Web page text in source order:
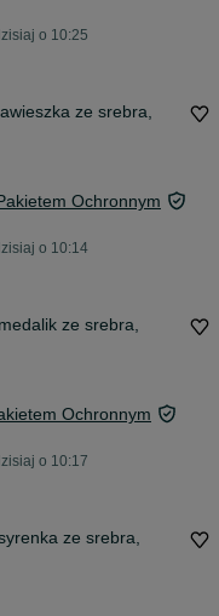
o 10:25
ze srebra,
Ochronnym
o 10:14
ze srebra,
Ochronnym
o 10:17
ze srebra,